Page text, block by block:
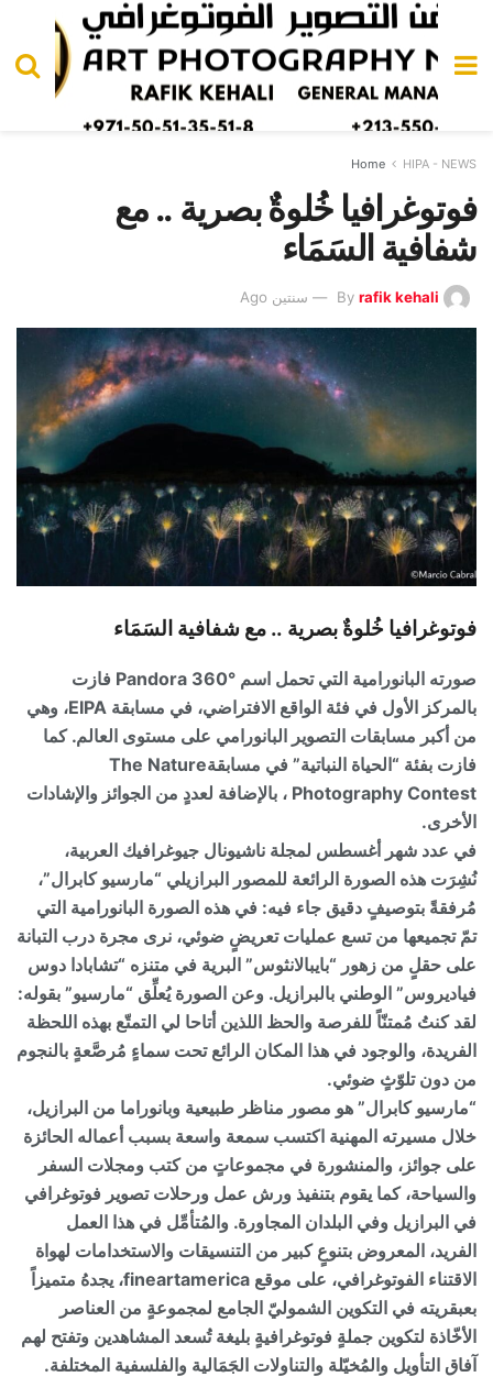
Home HIPA - NEWS
فوتوغرافيا خُلوةٌ بصرية .. مع
شفافية السَمَاء
By rafik kehali سنتين Ago
فوتوغرافيا خُلوةٌ بصرية .. مع شفافية السَمَاء
صورته البانورامية التي تحمل اسم Pandora 360° فازت
بالمركز الأول في فئة الواقع الافتراضي، في مسابقة EIPA، وهي
من أكبر مسابقات التصوير البانورامي على مستوى العالم. كما
فازت بفئة “الحياة النباتية” في مسابقةThe Nature
Photography Contest ، بالإضافة لعددٍ من الجوائز والإشادات
الأخرى.
في عدد شهر أغسطس لمجلة ناشيونال جيوغرافيك العربية،
نُشِرَت هذه الصورة الرائعة للمصور البرازيلي “مارسيو كابرال”،
مُرفقةً بتوصيفٍ دقيق جاء فيه: في هذه الصورة البانورامية التي
تمّ تجميعها من تسع عمليات تعريضٍ ضوئي، نرى مجرة درب التبانة
على حقلٍ من زهور “بايبالانثوس” البرية في متنزه “تشابادا دوس
فياديروس” الوطني بالبرازيل. وعن الصورة يُعلِّق “مارسيو” بقوله:
لقد كنتُ مُمتنّاً للفرصة والحظ اللذين أتاحا لي التمتّع بهذه اللحظة
الفريدة، والوجود في هذا المكان الرائع تحت سماءٍ مُرصَّعةٍ بالنجوم
من دون تلوّثٍ ضوئي.
“مارسيو كابرال” هو مصور مناظر طبيعية وبانوراما من البرازيل،
خلال مسيرته المهنية اكتسب سمعة واسعة بسبب أعماله الحائزة
على جوائز، والمنشورة في مجموعاتٍ من كتب ومجلات السفر
والسياحة، كما يقوم بتنفيذ ورش عمل ورحلات تصوير فوتوغرافي
في البرازيل وفي البلدان المجاورة. والمُتأمِّل في هذا العمل
الفريد، المعروض بتنوعٍ كبير من التنسيقات والاستخدامات لهواة
الاقتناء الفوتوغرافي، على موقع fineartamerica، يجدهُ متميزاً
بعبقريته في التكوين الشموليّ الجامع لمجموعةٍ من العناصر
الأخّاذة لتكوين جملةٍ فوتوغرافيةٍ بليغة تُسعد المشاهدين وتفتح لهم
آفاق التأويل والمُخيّلة والتناولات الجَمَالية والفلسفية المختلفة.